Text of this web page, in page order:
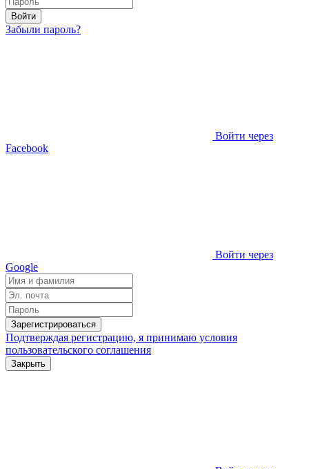
Войти
Забыли пароль?
Войти через
Facebook
Войти через
Google
Зарегистрироваться
Подтверждая регистрацию, я принимаю условия
пользовательского соглашения
Закрыть